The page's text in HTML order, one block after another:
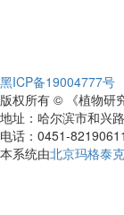
黑ICP备19004777号
版权所有 © 《植物研
地址：哈尔滨市和兴
电话：0451-
本系统由北京玛格泰